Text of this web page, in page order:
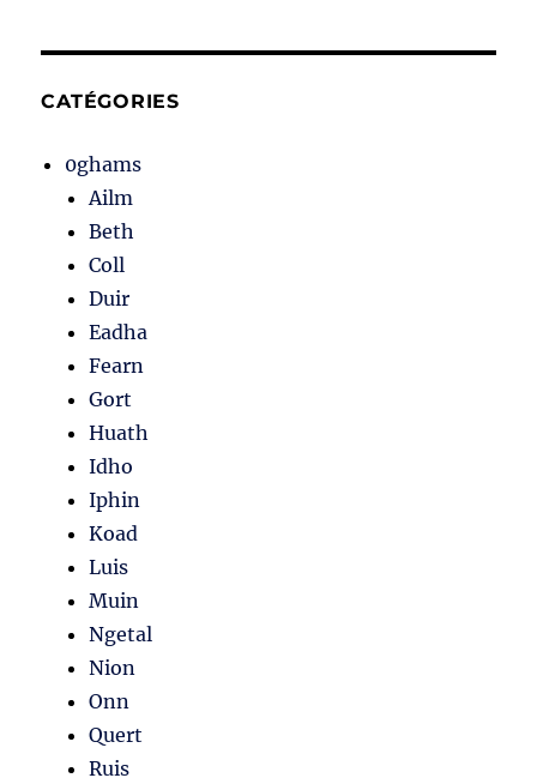
CATÉGORIES
0ghams
Ailm
Beth
Coll
Duir
Eadha
Fearn
Gort
Huath
Idho
Iphin
Koad
Luis
Muin
Ngetal
Nion
Onn
Quert
Ruis